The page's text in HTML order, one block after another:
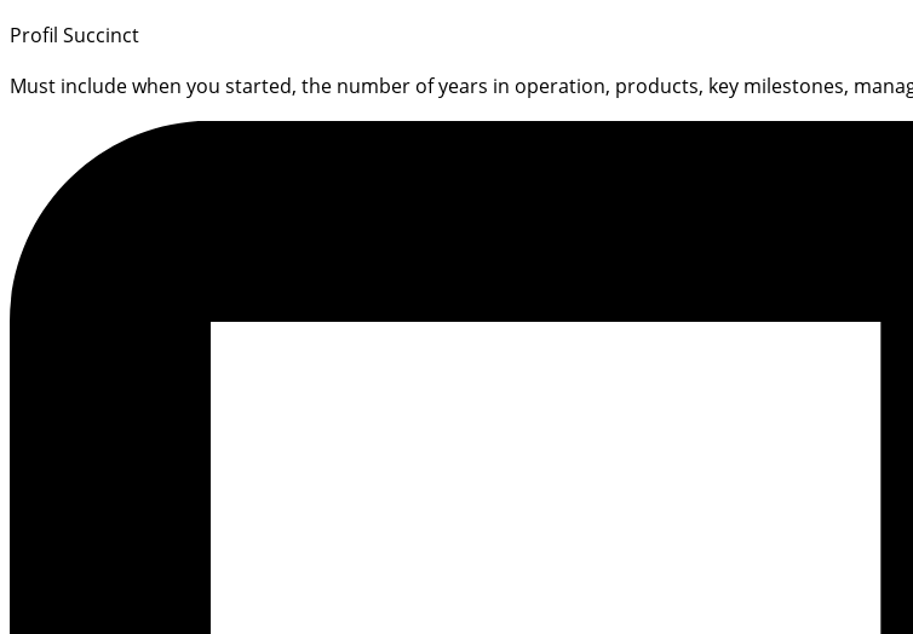
Profil Succinct
Must include when you started, the number of years in operation, products, key milestones,